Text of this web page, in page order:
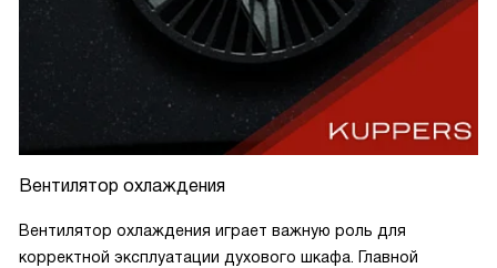
Вентилятор охлаждения
Вентилятор охлаждения играет важную роль для
корректной эксплуатации духового шкафа. Главной